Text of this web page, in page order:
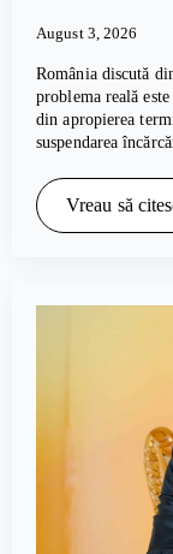
August 3, 2026
România discută
problema reală
din apropierea
suspendarea
Vreau să